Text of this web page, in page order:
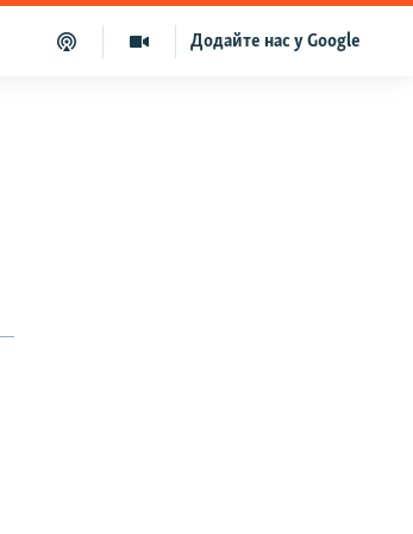
Додайте нас у Google